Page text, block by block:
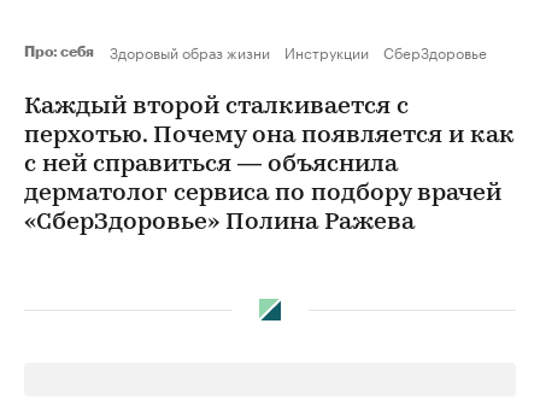
Про: себя Здоровый образ жизни Инструкции СберЗдоровье
Каждый второй сталкивается с
перхотью. Почему она появляется и как
с ней справиться — объяснила
дерматолог сервиса по подбору врачей
«СберЗдоровье» Полина Ражева